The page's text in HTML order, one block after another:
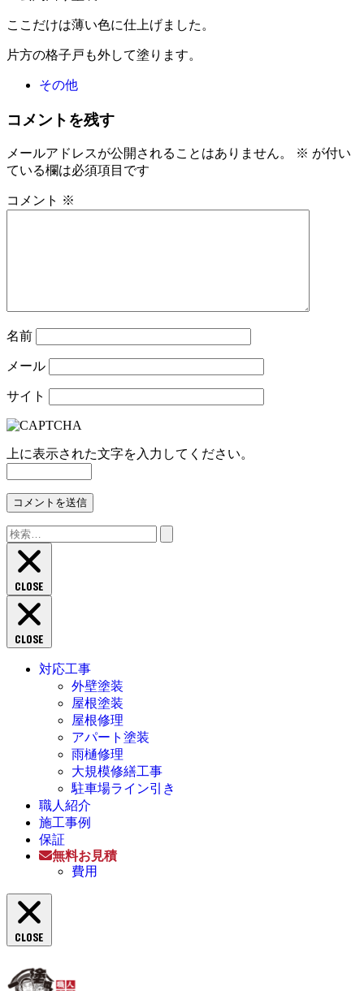
ここだけは薄い色に仕上げました。
片方の格子戸も外して塗ります。
その他
コメントを残す
メールアドレスが公開されることはありません。 ※ が付い
ている欄は必須項目です
コメント ※
名前
メール
サイト
上に表示された文字を入力してください。
検
索:
CLOSE
CLOSE
対応工事
外壁塗装
屋根塗装
屋根修理
アパート塗装
雨樋修理
大規模修繕工事
駐車場ライン引き
職人紹介
施工事例
保証
無料お見積
費用
CLOSE